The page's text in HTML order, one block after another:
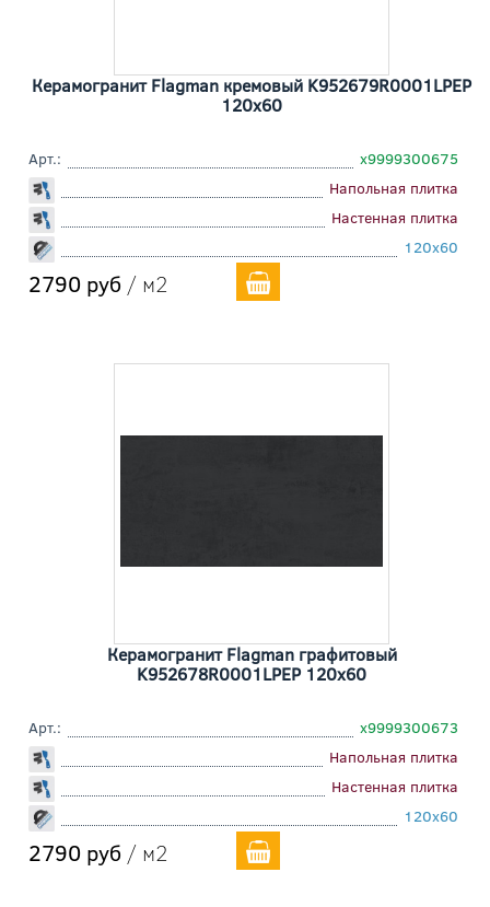
Керамогранит Flagman кремовый K952679R0001LPEP
120x60
Арт.:
х9999300675
Напольная плитка
Настенная плитка
120x60
2790 руб / м2
Керамогранит Flagman графитовый
K952678R0001LPEP 120x60
Арт.:
х9999300673
Напольная плитка
Настенная плитка
120x60
2790 руб / м2